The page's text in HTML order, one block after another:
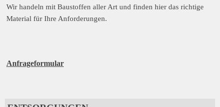
Wir handeln mit Baustoffen aller Art und finden hier das richtige
Material für Ihre Anforderungen.
Anfrageformular